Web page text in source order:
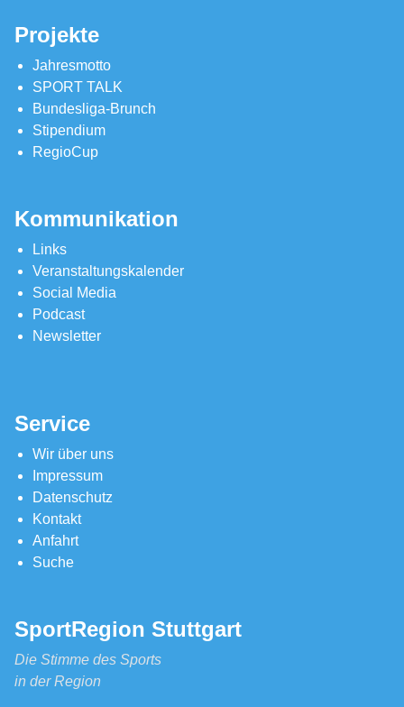
Projekte
Jahresmotto
SPORT TALK
Bundesliga-Brunch
Stipendium
RegioCup
Kommunikation
Links
Veranstaltungskalender
Social Media
Podcast
Newsletter
Service
Wir über uns
Impressum
Datenschutz
Kontakt
Anfahrt
Suche
SportRegion Stuttgart
Die Stimme des Sports
in der Region